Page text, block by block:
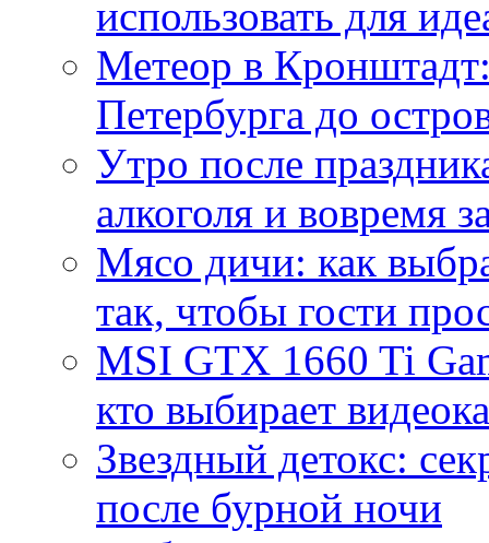
использовать для
Метеор в
Петербурга до
Утро после
алкоголя и вовремя
Мясо дичи: как
так, чтобы гости
MSI GTX 1660 Ti
кто выбирает
Звездный детокс:
после бурной ночи